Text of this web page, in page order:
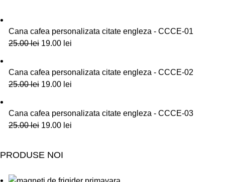
Cana cafea personalizata citate engleza - CCCE-01
25.00lei 19.00 lei
Cana cafea personalizata citate engleza - CCCE-02
25.00lei 19.00 lei
Cana cafea personalizata citate engleza - CCCE-03
25.00lei 19.00 lei
PRODUSE NOI